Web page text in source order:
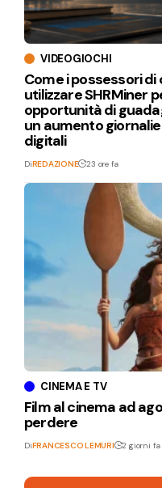
VIDEOGIOCHI
Come i possessori
utilizzare SHRMiner
opportunità di
un aumento
digitali
DiREDAZIONE 23 ore fa
CINEMA E TV
Film al cinema ad
perdere
DiFRANCESCO LEMURI 2 giorni fa